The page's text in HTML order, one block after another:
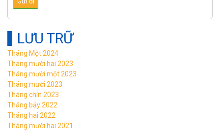
LƯU TRỮ
Tháng Một 2024
Tháng mười hai 2023
Tháng mười một 2023
Tháng mười 2023
Tháng chín 2023
Tháng bảy 2022
Tháng hai 2022
Tháng mười hai 2021